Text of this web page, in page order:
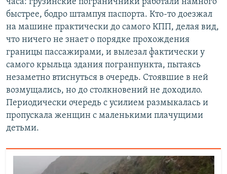
быстрее, бодро штампуя паспорта. Кто-то доезжал
на машине практически до самого КПП, делая вид,
что ничего не знает о порядке прохождения
границы пассажирами, и вылезал фактически у
самого крыльца здания погранпункта, пытаясь
незаметно втиснуться в очередь. Стоявшие в ней
возмущались, но до столкновений не доходило.
Периодически очередь с усилием размыкалась и
пропускала женщин с маленькими плачущими
детьми.